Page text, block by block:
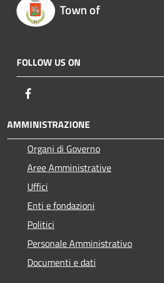
Town of
FOLLOW US ON
AMMINISTRAZIONE
Organi di Governo
Aree Amministrative
Uffici
Enti e fondazioni
Politici
Personale Amministrativo
Documenti e dati